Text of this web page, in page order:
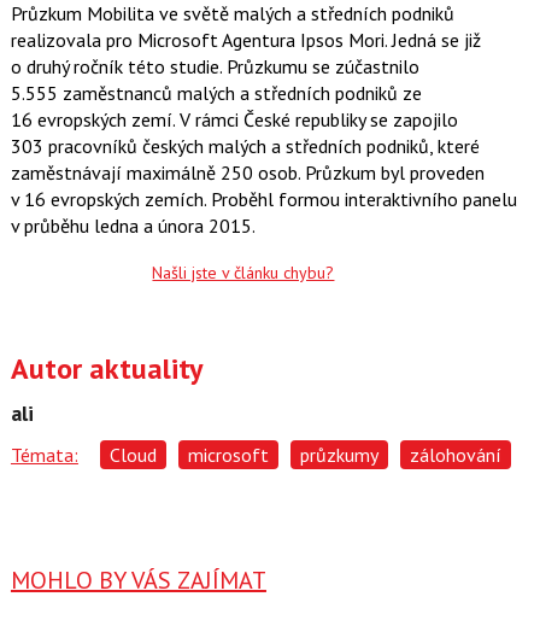
Průzkum Mobilita ve světě malých a středních podniků
realizovala pro Microsoft Agentura Ipsos Mori. Jedná se již
o druhý ročník této studie. Průzkumu se zúčastnilo
5.555 zaměstnanců malých a středních podniků ze
16 evropských zemí. V rámci České republiky se zapojilo
303 pracovníků českých malých a středních podniků, které
zaměstnávají maximálně 250 osob. Průzkum byl proveden
v 16 evropských zemích. Proběhl formou interaktivního panelu
v průběhu ledna a února 2015.
Našli jste v článku chybu?
Autor aktuality
ali
Témata: Cloud microsoft průzkumy zálohování
MOHLO BY VÁS ZAJÍMAT